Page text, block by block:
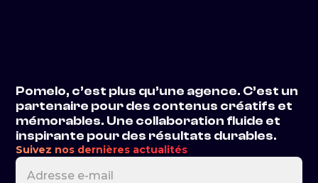
Pomelo, c’est plus qu’une agence. C’est un
partenaire pour des contenus créatifs et
mémorables. Une collaboration fluide et
inspirante pour des résultats durables.
Suivez nos dernières actualités